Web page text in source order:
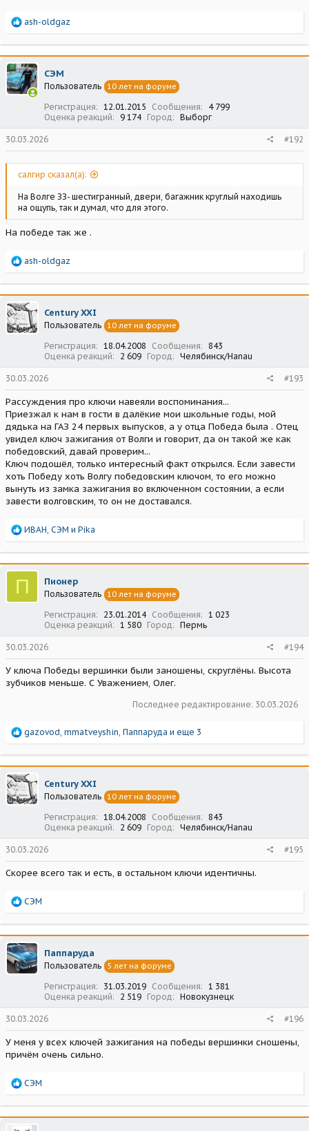
Р
а
к
ц
и
и
ash-oldgaz
СЭМ
Пользователь 10 лет на форуме
Регистрация 12.01.2015 Сообщения
4 799
Оценка реакций
9 174 Город Выборг
30.03.2026 #192
салгир сказал(а):
На Волге ЗЗ- шестигранный, двери, багажник круглый находишь
на ощупь, так и думал, что для этого.
На победе так же .
Р
а
к
ц
и
и
ash-oldgaz
Century XXI
Пользователь 10 лет на форуме
Регистрация 18.04.2008 Сообщения
843
Оценка реакций
2 609 Город Челябинск/Hanau
30.03.2026 #193
Рассуждения про ключи навеяли воспоминания...
Приезжал к нам в гости в далёкие мои школьные годы, мой
дядька на ГАЗ 24 первых выпусков, а у отца Победа была . Отец
увидел ключ зажигания от Волги и говорит, да он такой же как
победовский, давай проверим...
Ключ подошёл, только интересный факт открылся. Если завести
хоть Победу хоть Волгу победовским ключом, то его можно
вынуть из замка зажигания во включенном состоянии, а если
завести волговским, то он не доставался.
Р
а
к
ц
и
и
ИВАН, СЭМ и Pika
П Пионер
Пользователь 10 лет на форуме
Регистрация 23.01.2014 Сообщения
1 023
Оценка реакций
1 580 Город Пермь
30.03.2026 #194
У ключа Победы вершинки были заношены, скруглёны. Высота
зубчиков меньше. С Уважением, Олег.
Последнее редактирование: 30.03.2026
Р
а
к
ц
и
и
gazovod, mmatveyshin, Паппаруда и еще 3
Century XXI
Пользователь 10 лет на форуме
Регистрация 18.04.2008 Сообщения
843
Оценка реакций
2 609 Город Челябинск/Hanau
30.03.2026 #195
Скорее всего так и есть, в остальном ключи идентичны.
Р
а
к
ц
и
и
СЭМ
Паппаруда
Пользователь 5 лет на форуме
Регистрация 31.03.2019 Сообщения
1 381
Оценка реакций
2 519 Город Новокузнецк
30.03.2026 #196
У меня у всех ключей зажигания на победы вершинки сношены,
причём очень сильно.
Р
а
к
ц
СЭМ